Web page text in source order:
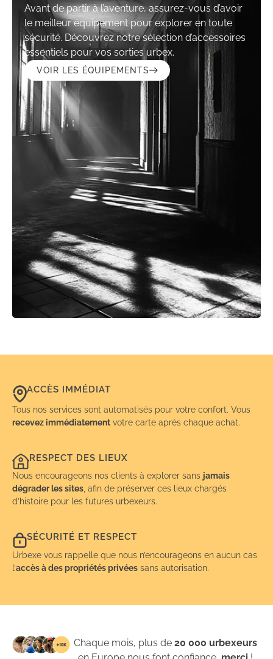
Avant de partir à l’aventure, assurez-vous d’avoir
le meilleur équipement pour explorer en toute
sécurité. Découvrez notre sélection d’accessoires
essentiels pour vos sorties urbex.
VOIR LES ÉQUIPEMENTS
ACCÈS IMMÉDIAT
Tous nos services sont automatisés pour votre confort. Vous
recevez immédiatement votre carte après chaque achat.
RESPECT DES LIEUX
Nous encourageons nos clients à explorer sans jamais
dégrader les sites , afin de préserver ces lieux chargés
d’histoire pour les futures urbexeurs.
SÉCURITÉ ET RESPECT
Urbexe vous rappelle que nous n’encourageons en aucun cas
l’accès à des propriétés privées sans autorisation.
Chaque mois, plus de20 000 urbexeurs